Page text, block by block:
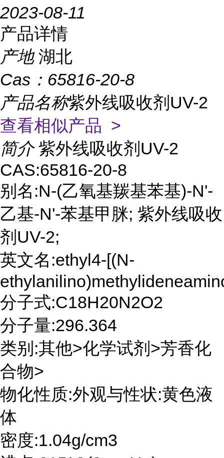
2023-08-11
产品详情
产地 湖北
Cas： 65816-20-8
产品名称紫外线吸收剂UV-2
查看相似产品 >
简介 紫外线吸收剂UV-2
CAS:65816-20-8
别名:N-(乙氧基羰基苯基)-N'-
乙基-N'-苯基甲脒; 紫外线吸收
剂UV-2;
英文名:ethyl4-[(N-
分子式:C18H20N2O2
分子量:296.364
类别:其他>化学试剂>芳香化
合物>
物化性质:外观与性状:黄色液
体
密度:1.04g/cm3